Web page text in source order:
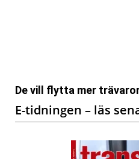
De vill flytta mer
E-tidningen – läs